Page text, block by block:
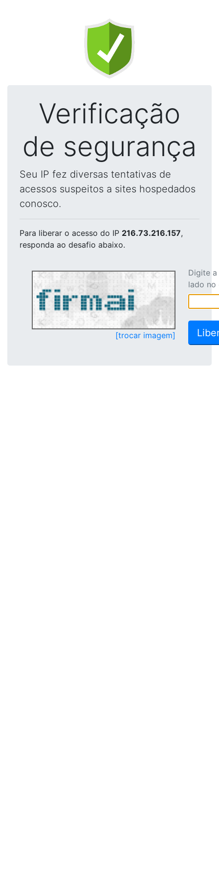
Verificação
de segurança
Seu IP fez diversas tentativas de
acessos suspeitos a sites hospedados
conosco.
Para liberar o acesso do IP 216.73.216.157,
responda ao desafio abaixo.
[trocar imagem]
Digite
lado no